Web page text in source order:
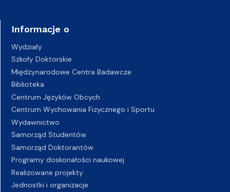
Informacje o
Wydziały
Szkoły Doktorskie
Międzynarodowe Centra Badawcze
Biblioteka
Centrum Języków Obcych
Centrum Wychowania Fizycznego i Sportu
Wydawnictwo
Samorząd Studentów
Samorząd Doktorantów
Programy doskonałości naukowej
Realizowane projekty
Jednostki i organizacje